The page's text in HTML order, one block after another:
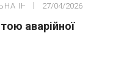
ІНЖЕНЕРІЯ27/04/2026
аварійної